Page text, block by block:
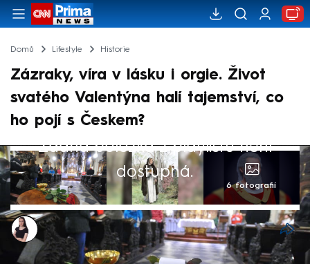
Domů Lifestyle Historie
Zázraky, víra v lásku i orgie. Život
svatého Valentýna halí tajemství, co
ho pojí s Českem?
Žádná položka z playlistu není
dostupná.
6 fotografií
Monika Kabourková
14. úno 2024, 07:31